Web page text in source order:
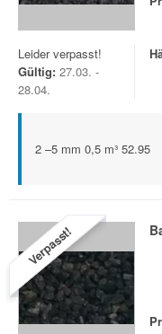
Leider verpasst!
Gültig: 27.03. -
28.04.
2 –5 mm 0,5 m³ 52.95
Verpasst!